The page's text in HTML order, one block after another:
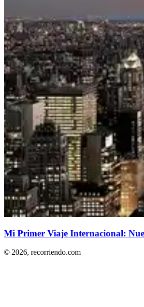
Mi Primer Viaje Internacional:
© 2026, recorriendo.com